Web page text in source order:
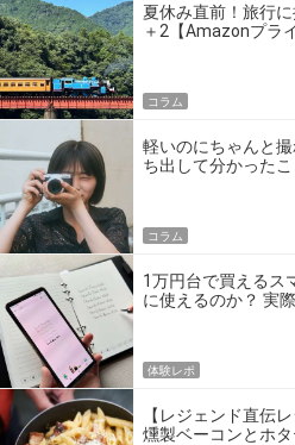
夏休み直前！旅行
＋2【Amazonプラ
コラム
軽いのにちゃんと
ち出して分かったこ
コラム
1万円台で買えるス
に使えるのか？ 実
体験レポ
【レジェンド直伝
燻製ベーコンとホ